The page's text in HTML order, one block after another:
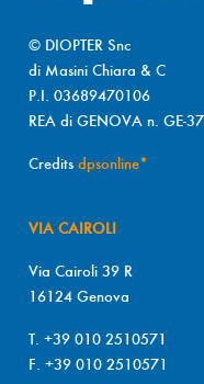
© DIOPTER Snc
di Masini Chiara & C
P.I. 03689470106
REA di GENOVA n. GE-
Credits dpsonline*
VIA CAIROLI
Via Cairoli 39 R
16124 Genova
T. +39 010 2510571
F. +39 010 2510571